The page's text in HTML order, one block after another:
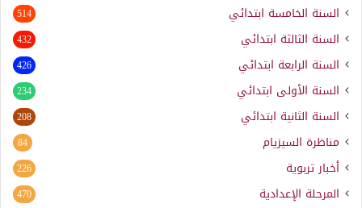
السنة الخامسة ابتدائي 514
السنة الثالثة ابتدائي 432
السنة الرابعة ابتدائي 426
السنة الأولى ابتدائي 234
السنة الثانية ابتدائي 208
مناظرة السيزيام 84
أخبار تربوية 226
المرحلة الإعدادية 470